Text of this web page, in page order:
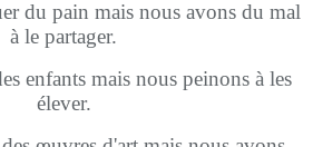
du pain mais nous avons du mal
à le partager.
enfants mais nous peinons à les
élever.